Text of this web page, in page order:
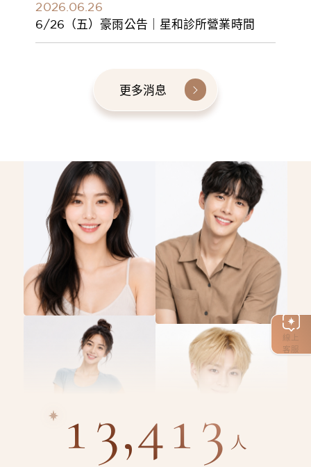
線上
客服
2026.06.26
6/26（五）豪雨公告｜星和診所營業時間
更多消息
13,413 人